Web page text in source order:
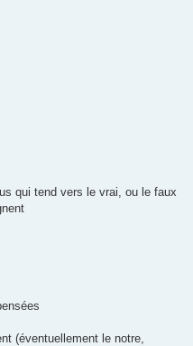
qui tend vers le vrai, ou le faux
(éventuellement le notre,